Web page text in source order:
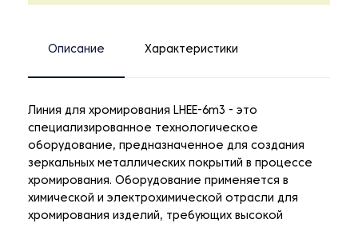
Описание Характеристики
Линия для хромирования LHEE-6m3 - это
специализированное технологическое
оборудование, предназначенное для создания
зеркальных металлических покрытий в процессе
хромирования. Оборудование применяется в
химической и электрохимической отрасли для
хромирования изделий, требующих высокой